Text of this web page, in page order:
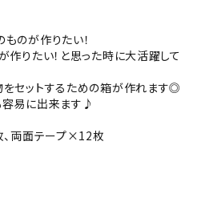
のが作りたい！
作りたい！と思った時に大活躍して
をセットするための箱が作れます◎
容易に出来ます♪
、両面テープ×12枚